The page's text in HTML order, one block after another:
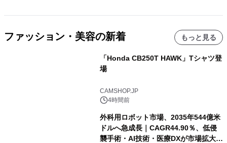
ファッション・美容の新着 もっと見る
「Honda CB250T HAWK」Tシャツ登
場
CAMSHOP.JP
4時間前
外科用ロボット市場、2035年544億米
ドルへ急成長｜CAGR44.90％、低侵
襲手術・AI技術・医療DXが市場拡大を